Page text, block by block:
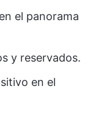
el panorama
y reservados.
en el